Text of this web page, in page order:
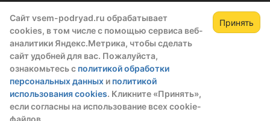
Сайт vsem-podryad.ru обрабатывает
cookies, в том числе с помощью сервиса веб-
аналитики Яндекс.Метрика, чтобы сделать
сайт удобней для вас. Пожалуйста,
ознакомьтесь с политикой обработки
персональных данных и политикой
использования cookies. Кликните «Принять»,
если согласны на использование всех cookie-
файлов.
Принять
Реестровая запись №32021 от 06.02.2026
Политика конфиденциальности
О компании